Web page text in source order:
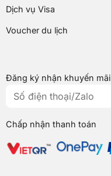
Dịch vụ Visa
Voucher du lịch
Đăng ký nhận khuyến mãi
Chấp nhận thanh toán